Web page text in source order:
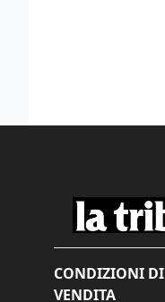
CONDIZIONI DI
VENDITA